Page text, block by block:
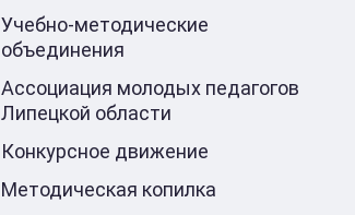
Учебно-методические
объединения
Ассоциация молодых педагогов
Липецкой области
Конкурсное движение
Методическая копилка